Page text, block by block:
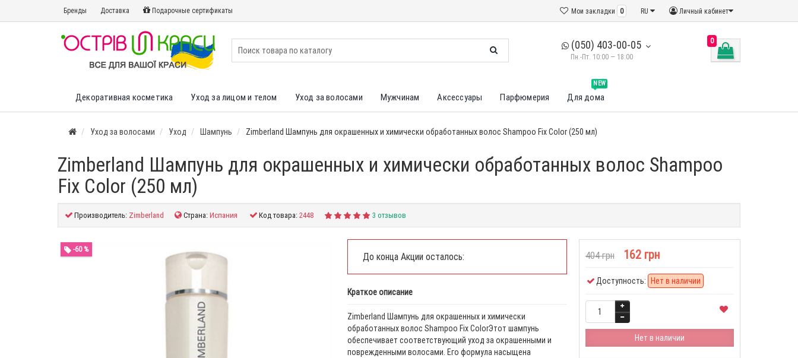
Бренды Доставка Подарочные сертификаты Личный кабинет
RU
Мои закладки 0
(050) 403-00-05
Пн.-Пт. 10:00 — 18:00
0
Декоративная косметика Уход за лицом и телом Уход за волосами Мужчинам Аксессуары Парфюмерия
NEW
Для дома
Уход за волосами Уход Шампунь Zimberland Шампунь для окрашенных и химически обработанных волос Shampoo Fix Color (250 мл)
Zimberland Шампунь для окрашенных и химически обработанных волос Shampoo
Fix Color (250 мл)
Производитель: Zimberland Страна:Испания Код товара:2448 3 отзывов
-60 %
До конца Акции осталось:
Краткое описание
Zimberland Шампунь для окрашенных и химически
обработанных волос Shampoo Fix ColorЭтот шампунь
обеспечивает соответствующий уход за окрашенными и
поврежденными волосами. Его формула насыщена
404 грн 162 грн
Доступность: Нет в наличии
Нет в наличии